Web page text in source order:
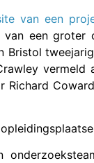
van een
een groter
Bristol
Richard